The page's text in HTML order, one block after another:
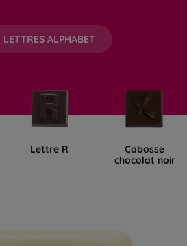
LETTRES ALPHABET
Lettre R Cabosse
chocolat noir